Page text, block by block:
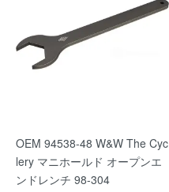
OEM 94538-48 W&W The Cyc
lery マニホールド オープンエ
ンドレンチ 98-304